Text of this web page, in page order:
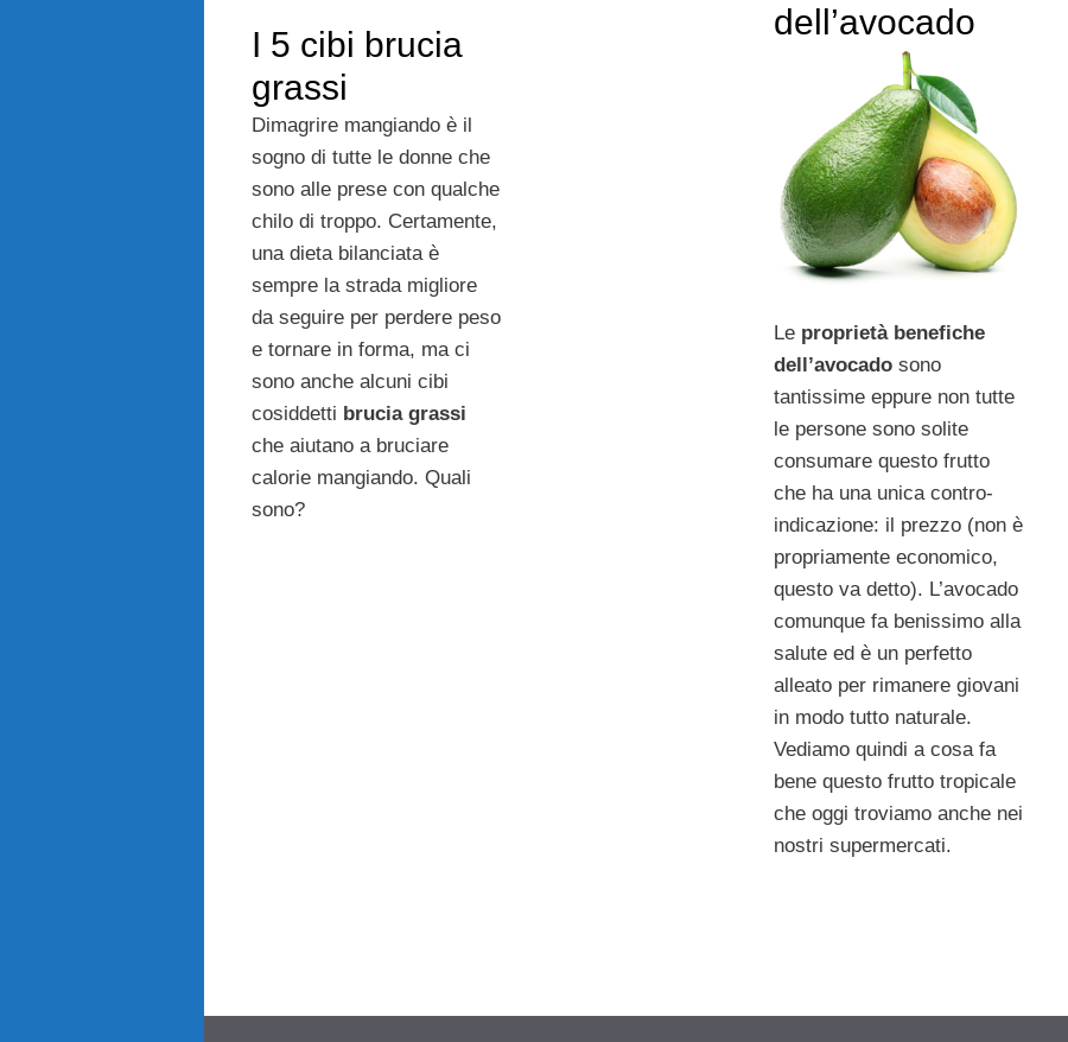
dell’avocado
Le proprietà benefiche
dell’avocadosono
tantissime eppure non tutte
le persone sono solite
consumare questo frutto
che ha una unica contro-
indicazione: il prezzo (non è
propriamente economico,
questo va detto). L’avocado
comunque fa benissimo alla
salute ed è un perfetto
alleato per rimanere giovani
in modo tutto naturale.
Vediamo quindi a cosa fa
bene questo frutto tropicale
che oggi troviamo anche nei
nostri supermercati.
I 5 cibi brucia
grassi
Dimagrire mangiando è il
sogno di tutte le donne che
sono alle prese con qualche
chilo di troppo. Certamente,
una dieta bilanciata è
sempre la strada migliore
da seguire per perdere peso
e tornare in forma, ma ci
sono anche alcuni cibi
cosiddetti brucia grassi
che aiutano a bruciare
calorie mangiando. Quali
sono?